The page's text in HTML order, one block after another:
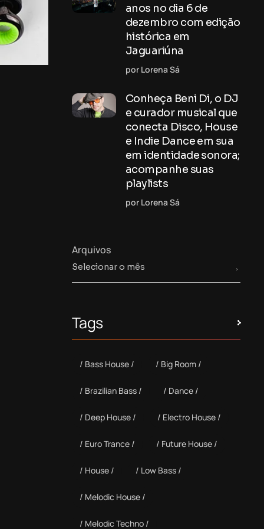
anos no dia 6 de
dezembro com edição
histórica em
Jaguariúna
por Lorena Sá
Conheça Beni Di, o DJ
e curador musical que
conecta Disco, House
e Indie Dance em sua
em identidade sonora;
acompanhe suas
playlists
por Lorena Sá
Arquivos
Tags
Bass House Big Room
Brazilian Bass Dance
Deep House Electro House
Euro Trance Future House
House Low Bass
Melodic House
Melodic Techno